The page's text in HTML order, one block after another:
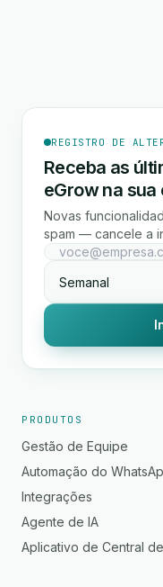
REGISTRO DE
Receba as
eGrow na
Novas
spam — cancele a
PRODUTOS
Gestão de Equipe
Automação do
Integrações
Agente de IA
Aplicativo de Central